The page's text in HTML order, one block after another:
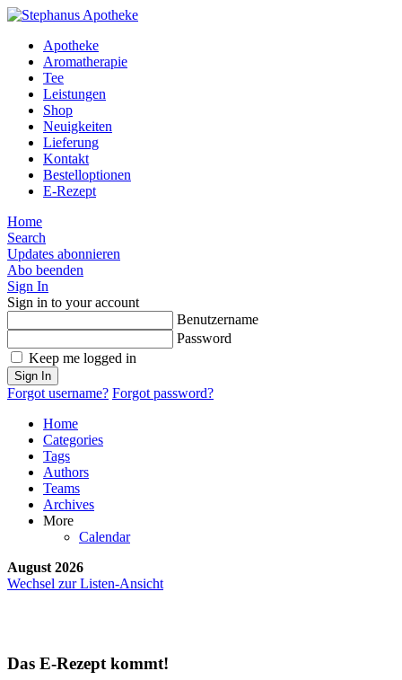
Apotheke
Aromatherapie
Tee
Leistungen
Shop
Neuigkeiten
Lieferung
Kontakt
Bestelloptionen
E-Rezept
Home
Search
Updates abonnieren
Abo beenden
Sign In
Sign in to your account
Benutzername
Password
Keep me logged in
Sign In
Forgot username? Forgot password?
Home
Categories
Tags
Authors
Teams
Archives
More
Calendar
August 2026
Wechsel zur Listen-Ansicht
Das E-Rezept kommt!